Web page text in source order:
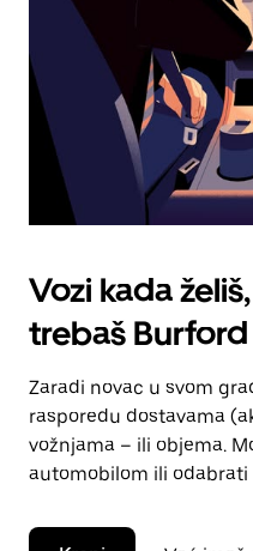
kalendara.
Vozi kada
trebaš Burford
Zaradi novac u svom
rasporedu dostavama
vožnjama – ili objema.
automobilom ili